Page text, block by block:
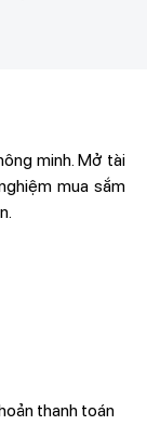
minh. Mở tài
mua sắm
thanh toán